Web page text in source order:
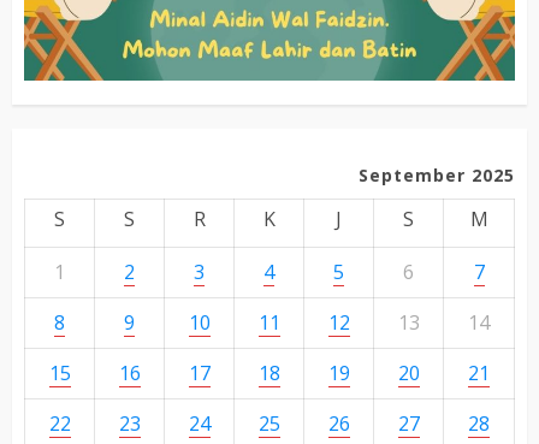
September 2025
S S R K J S
M
1
2 3 4 5 6
7
8
9 10 11 12 13
14
15
16 17 18 19 20
21
22
23 24 25 26 27
28